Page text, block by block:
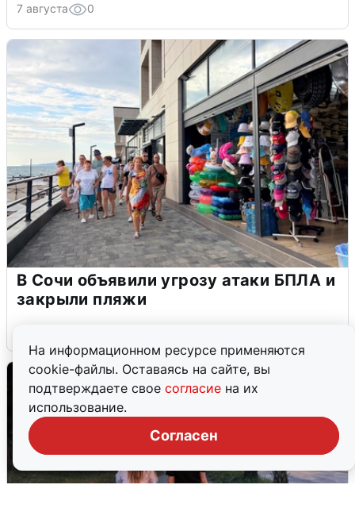
На информационном ресурсе применяются
cookie-файлы. Оставаясь на сайте, вы
подтверждаете свое согласие на их
использование.
Согласен
7 августа 0
В Сочи объявили угрозу атаки БПЛА и
закрыли пляжи